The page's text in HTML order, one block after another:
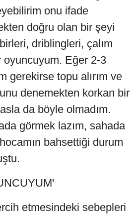
onu ifade
doğru olan bir şeyi
driblingleri, çalım
oyuncuyum. Eğer 2-3
gerekirse topu alırım ve
denemekten korkan bir
da böyle olmadım.
görmek lazım, sahada
bahsettiği durum
etmesindeki sebepleri